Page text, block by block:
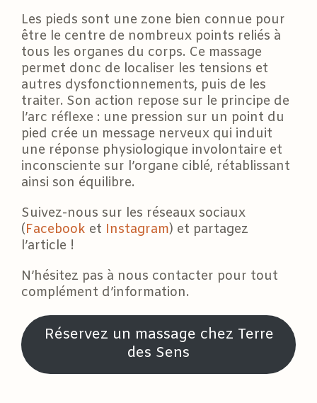
Les pieds sont une zone bien connue pour
être le centre de nombreux points reliés à
tous les organes du corps. Ce massage
permet donc de localiser les tensions et
autres dysfonctionnements, puis de les
traiter. Son action repose sur le principe de
l’arc réflexe : une pression sur un point du
pied crée un message nerveux qui induit
une réponse physiologique involontaire et
inconsciente sur l’organe ciblé, rétablissant
ainsi son équilibre.
Suivez-nous sur les réseaux sociaux
(Facebook et Instagram) et partagez
l’article !
N’hésitez pas à nous contacter pour tout
complément d’information.
Réservez un massage chez Terre
des Sens